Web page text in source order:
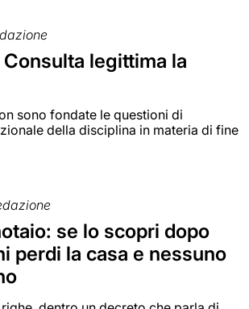
legittima la
sono fondate le questioni di
della disciplina in materia di fine
se lo scopri dopo
perdi la casa e nessuno